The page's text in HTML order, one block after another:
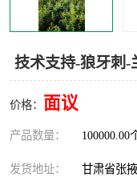
技术支持-狼牙刺-
价格： 面议
产品数量： 100000.00
发货地址： 甘肃省张